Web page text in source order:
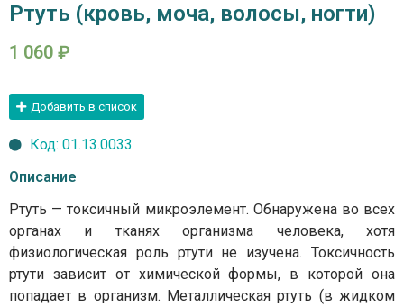
Ртуть (кровь, моча, волосы, ногти)
1 060 ₽
Добавить в список
Код: 01.13.0033
Описание
Ртуть — токсичный микроэлемент. Обнаружена во всех
органах и тканях организма человека, хотя
физиологическая роль ртути не изучена. Токсичность
ртути зависит от химической формы, в которой она
попадает в организм. Металлическая ртуть (в жидком